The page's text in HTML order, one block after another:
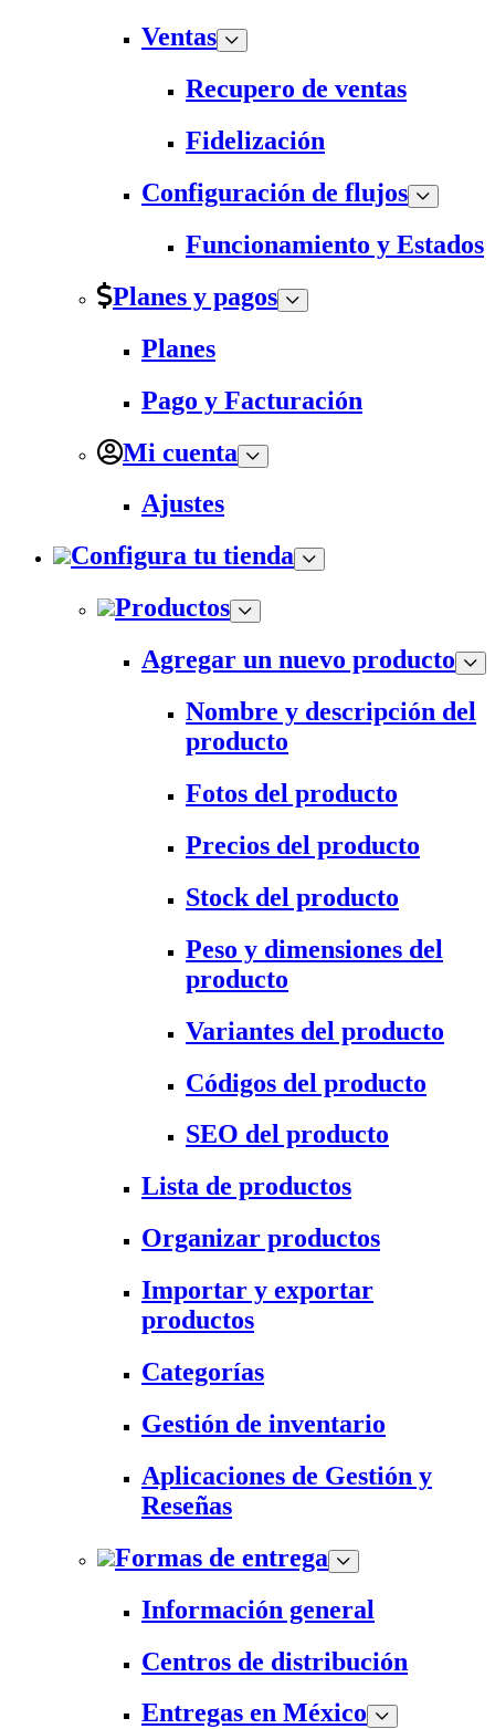
Ventas
Recupero de ventas
Fidelización
Configuración de flujos
Funcionamiento y Estados
Planes y pagos
Planes
Pago y Facturación
Mi cuenta
Ajustes
Configura tu tienda
Productos
Agregar un nuevo producto
Nombre y descripción del
producto
Fotos del producto
Precios del producto
Stock del producto
Peso y dimensiones del
producto
Variantes del producto
Códigos del producto
SEO del producto
Lista de productos
Organizar productos
Importar y exportar
productos
Categorías
Gestión de inventario
Aplicaciones de Gestión y
Reseñas
Formas de entrega
Información general
Centros de distribución
Entregas en México